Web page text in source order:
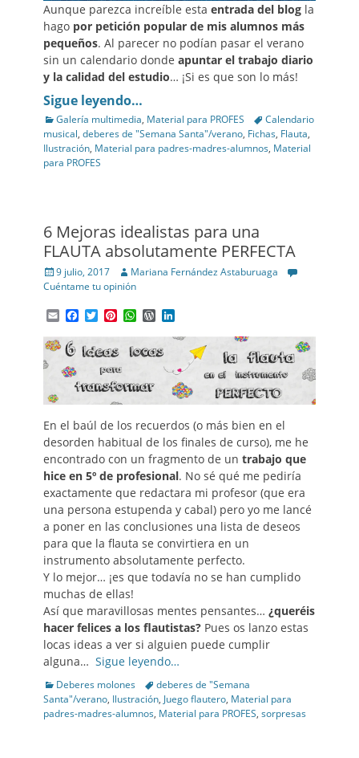
Aunque parezca increíble esta entrada del blog la
hago por petición popular de mis alumnos más
pequeños. Al parecer no podían pasar el verano
sin un calendario donde apuntar el trabajo diario
y la calidad del estudio… ¡Si es que son lo más!
Sigue leyendo…
Categories
Galería multimedia, Material para PROFES TagsCalendario
musical, deberes de "Semana Santa"/verano, Fichas, Flauta,
Ilustración, Material para padres-madres-alumnos, Material
para PROFES
6 Mejoras idealistas para una
FLAUTA absolutamente PERFECTA
Posted
on
9 julio, 2017 Author
Mariana Fernández Astaburuaga
Cuéntame tu opinión
EmailFacebook
TwitterPinterest
WhatsApp
WordPress
En el baúl de los recuerdos (o más bien en el
desorden habitual de los finales de curso), me he
encontrado con un fragmento de un trabajo que
hice en 5º de profesional. No sé qué me pediría
exactamente que redactara mi profesor (que era
una persona estupenda y cabal) pero yo me lancé
a poner en las conclusiones una lista de deseos
para que la flauta se convirtiera en un
instrumento absolutamente perfecto.
Y lo mejor… ¡es que todavía no se han cumplido
muchas de ellas!
Así que maravillosas mentes pensantes… ¿queréis
hacer felices a los flautistas? Pues os lanzo estas
locas ideas a ver si alguien puede cumplir
alguna… Sigue leyendo…
Categories
Deberes molones Tagsdeberes de "Semana
Santa"/verano, Ilustración, Juego flautero, Material para
padres-madres-alumnos, Material para PROFES, sorpresas